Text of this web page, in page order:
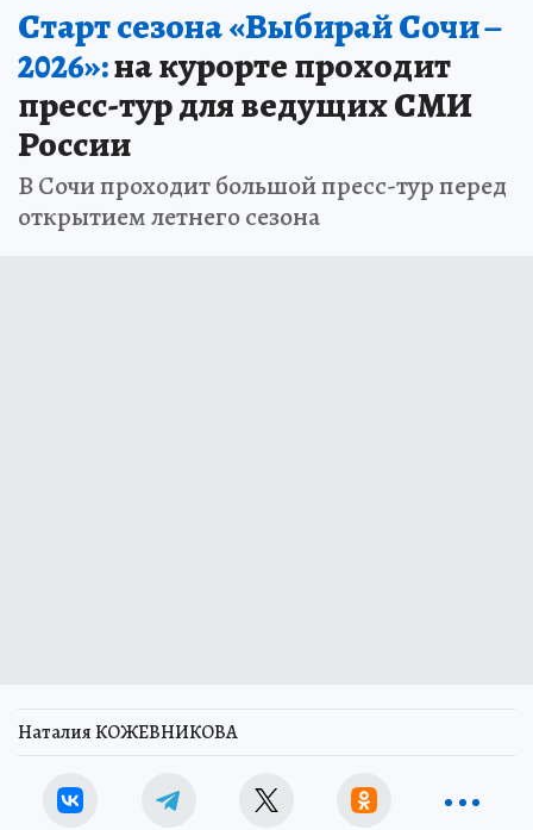
Старт сезона «Выбирай Сочи –
2026»:на курорте проходит
пресс-тур для ведущих СМИ
России
В Сочи проходит большой пресс-тур перед
открытием летнего сезона
Наталия КОЖЕВНИКОВА